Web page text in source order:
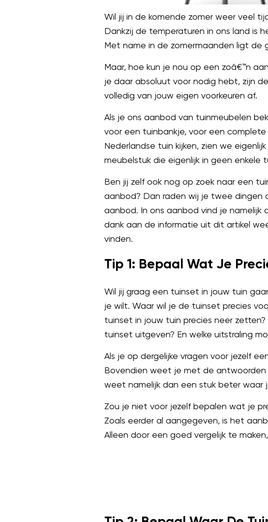
Wil jij in de komende zomer weer veel
Dankzij de temperaturen in ons land is
Met name in de zomermaanden ligt de
Maar, hoe kun je nou op een zoâ€™n
je daar absoluut voor nodig hebt, zijn
volledig van jouw eigen voorkeuren af.
Als je ons aanbod van tuinmeubelen
voor een tuinbankje, voor een
Nederlandse tuin kijken, zien we
meubelstuk die eigenlijk in geen enkele
Ben jij zelf ook nog op zoek naar een
aanbod? Dan raden wij je twee dingen
aanbod. In ons aanbod vind je
dank aan de informatie uit dit artikel
vinden.
Tip 1: Bepaal Wat Je
Wil jij graag een tuinset in jouw tuin
je wilt. Waar wil je de tuinset precies
tuinset in jouw tuin precies neer
tuinset uitgeven? En welke uitstraling
Als je op dergelijke vragen voor jezelf
Bovendien weet je met de
weet namelijk dan een stuk beter waar
Zou je niet voor jezelf bepalen wat je
Zoals eerder al aangegeven, is het
Alleen door een goed vergelijk te